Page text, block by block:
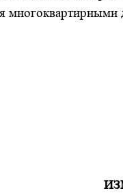
многоквартирными